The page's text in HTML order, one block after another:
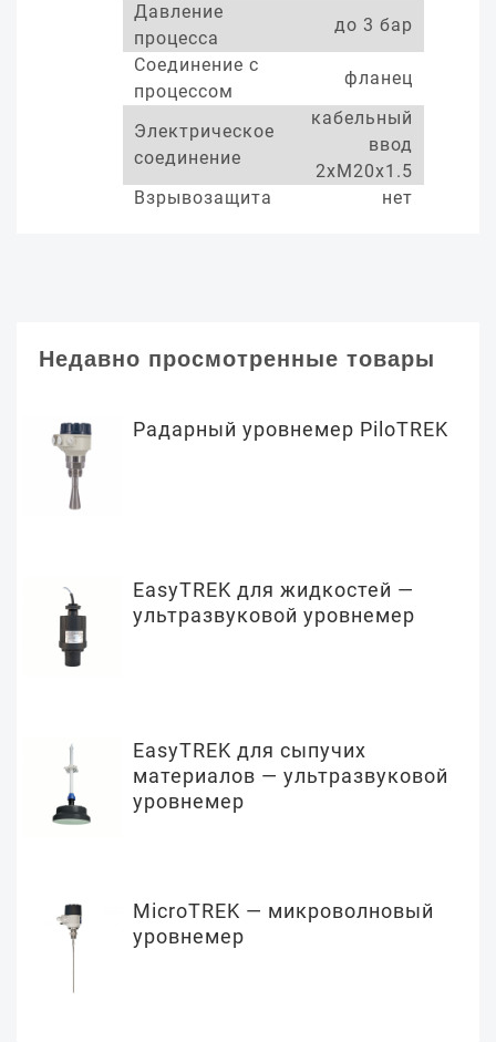
Давление
процесса
до 3 бар
Соединение с
процессом
фланец
Электрическое
соединение
кабельный
ввод
2xM20x1.5
Взрывозащита
нет
Недавно просмотренные товары
Радарный уровнемер PiloTREK
EasyTREK для жидкостей —
ультразвуковой уровнемер
EasyTREK для сыпучих
материалов — ультразвуковой
уровнемер
MicroTREK — микроволновый
уровнемер